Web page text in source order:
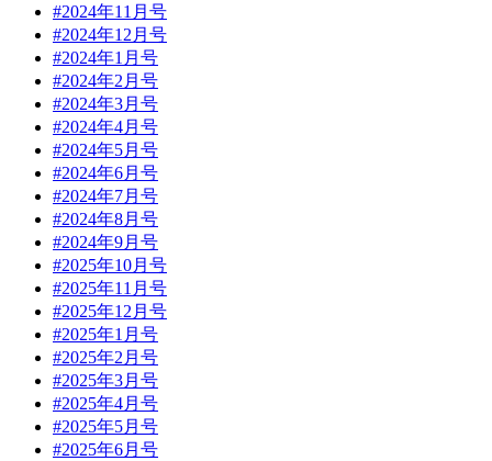
#2024年11月号
#2024年12月号
#2024年1月号
#2024年2月号
#2024年3月号
#2024年4月号
#2024年5月号
#2024年6月号
#2024年7月号
#2024年8月号
#2024年9月号
#2025年10月号
#2025年11月号
#2025年12月号
#2025年1月号
#2025年2月号
#2025年3月号
#2025年4月号
#2025年5月号
#2025年6月号